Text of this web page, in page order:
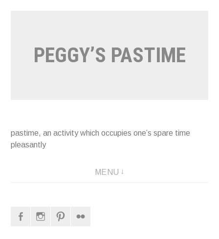
springenPEGGY’S PASTIME
pastime, an activity which occupies one’s spare time
pleasantly
MENU
FacebookInstagram